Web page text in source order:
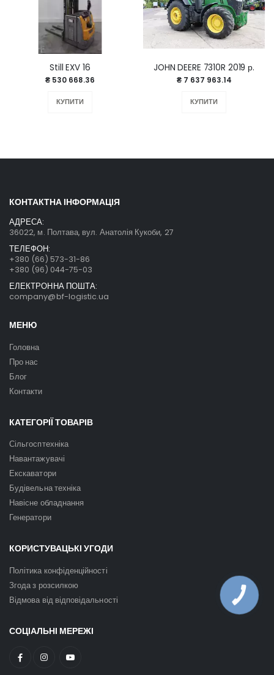
Still EXV 16
₴ 530 668.36
КУПИТИ
JOHN DEERE 7310R 2019 р.
₴ 7 637 963.14
КУПИТИ
КОНТАКТНА ІНФОРМАЦІЯ
АДРЕСА:
36022, м. Полтава, вул. Анатолія Кукоби, 27
ТЕЛЕФОН:
+380 (66) 573-31-86
+380 (96) 044-75-03
ЕЛЕКТРОННА ПОШТА:
company@bf-logistic.ua
МЕНЮ
Головна
Про нас
Блог
Контакти
КАТЕГОРІЇ ТОВАРІВ
Сільгосптехніка
Навантажувачі
Екскаватори
Будівельна техніка
Навісне обладнання
Генератори
КОРИСТУВАЦЬКІ УГОДИ
Політика конфіденційності
Згода з розсилкою
Відмова від відповідальності
СОЦІАЛЬНІ МЕРЕЖІ
КНОПКА
ЗВ'ЯЗКУ